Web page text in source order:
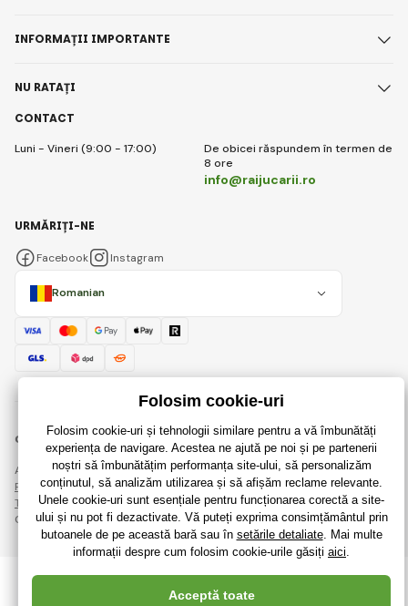
CONTACT
Luni - Vineri (9:00 - 17:00)
De obicei răspundem în termen de
8 ore
info@raijucarii.ro
INFORMAȚII IMPORTANTE
NU RATAȚI
Romanian
URMĂRIȚI-NE
Facebook Instagram
© 2018 - 2026 RaiJucării.ro, Toate drepturile rezervate
Această pagină este protejată prin reCAPTCHA și se aplică
Regulile de protecție a datelor personalecompaniile Google și ale lor
Termeni și condiții.
Crearea de magazine online eficiente de laRIESENIA